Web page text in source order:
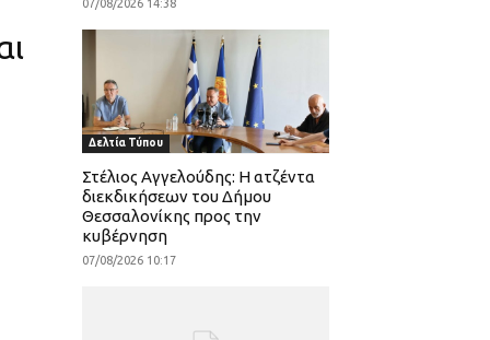
07/08/2026 14:38
Δελτία Τύπου
Στέλιος Αγγελούδης: Η ατζέντα
διεκδικήσεων του Δήμου
Θεσσαλονίκης προς την
κυβέρνηση
07/08/2026 10:17